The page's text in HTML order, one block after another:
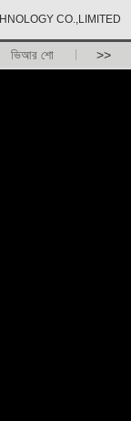
CO.,LIMITED
ভিআর শো >>